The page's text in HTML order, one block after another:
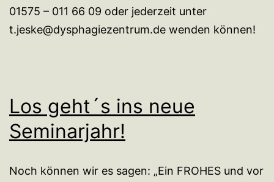
01575 – 011 66 09 oder jederzeit unter
t.jeske@dysphagiezentrum.de wenden können!
Los geht´s ins neue
Seminarjahr!
Noch können wir es sagen: „Ein FROHES und vor